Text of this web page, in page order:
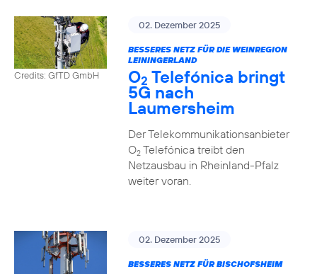
Credits: GfTD GmbH
02. Dezember 2025
BESSERES NETZ FÜR DIE WEINREGION
LEININGERLAND
O2 Telefónica bringt
5G nach
Laumersheim
Der Telekommunikationsanbieter
O2Telefónica treibt den
Netzausbau in Rheinland-Pfalz
weiter voran.
02. Dezember 2025
BESSERES NETZ FÜR BISCHOFSHEIM